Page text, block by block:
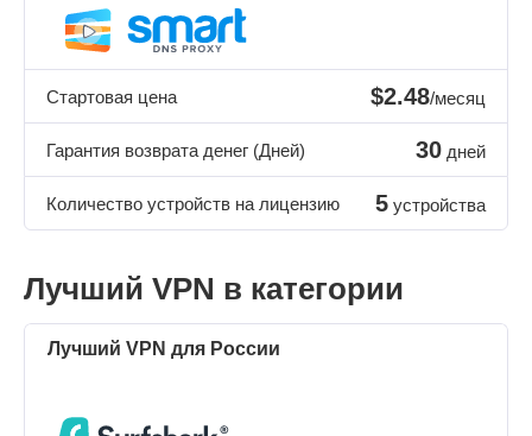
Стартовая цена $2.48/месяц
Гарантия возврата денег (Дней) 30 дней
Количество устройств на лицензию 5 устройства
Лучший VPN в категории
Лучший VPN для России